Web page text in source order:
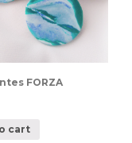
FORZA
cart